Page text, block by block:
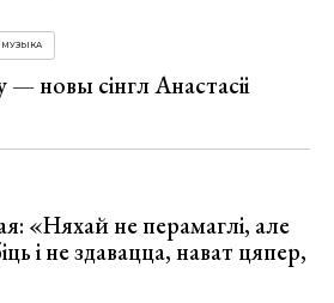
МУЗЫКА
— новы сінгл Анастасіі
«Няхай не перамаглі, але
і не здавацца, нават цяпер,